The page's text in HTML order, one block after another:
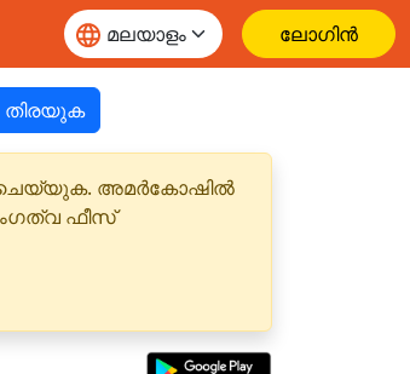
ലോഗിൻ
തിരയുക
ചെയ്യുക. അമർകോഷിൽ
ഫീസ്